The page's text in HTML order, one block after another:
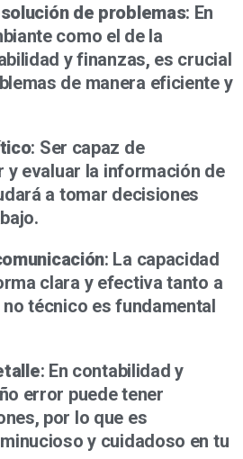
de problemas: En
como el de la
y finanzas, es crucial
de manera eficiente y
: Ser capaz de
y evaluar la información de
a tomar decisiones
: La capacidad
clara y efectiva tanto a
técnico es fundamental
: En contabilidad y
error puede tener
por lo que es
y cuidadoso en tu